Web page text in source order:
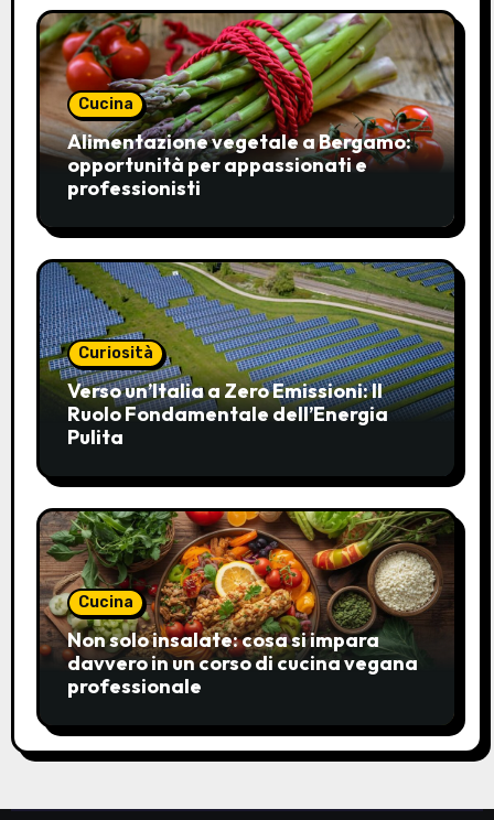
Cucina
Alimentazione vegetale a Bergamo:
opportunità per appassionati e
professionisti
Curiosità
Verso un’Italia a Zero Emissioni: Il
Ruolo Fondamentale dell’Energia
Pulita
Cucina
Non solo insalate: cosa si impara
davvero in un corso di cucina vegana
professionale